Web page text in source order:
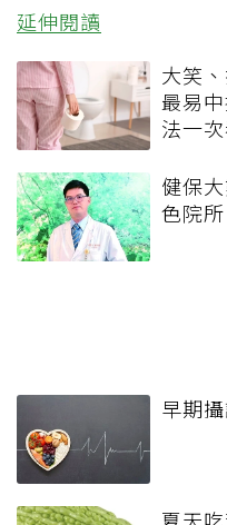
延伸閱讀
大笑
最易
法一
健保
色院所
早期
夏天